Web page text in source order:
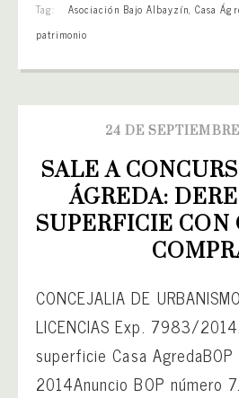
Tag: Asociación Bajo Albayzín,Casa
patrimonio
24 DE
SALE A
ÁGREDA:
SUPERFICIE CON
CONCEJALIA DE
LICENCIAS Exp. 7983/
superficie Casa
2014Anuncio BOP número